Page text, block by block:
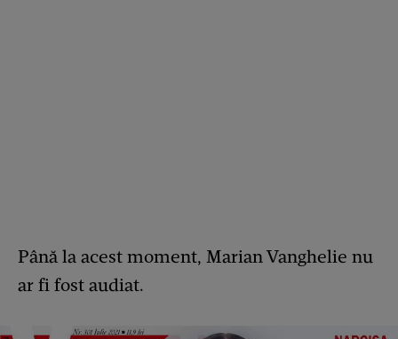
Până la acest moment, Marian Vanghelie nu
ar fi fost audiat.